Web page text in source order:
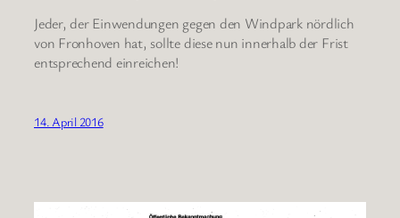
Jeder, der Einwendungen gegen den Windpark nördlich
von Fronhoven hat, sollte diese nun innerhalb der Frist
entsprechend einreichen!
14. April 2016